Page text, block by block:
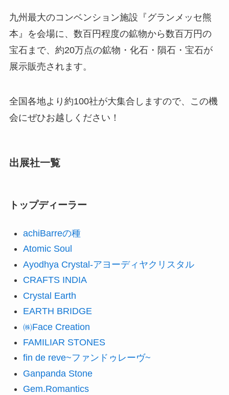
九州最大のコンベンション施設『グランメッセ熊
本』を会場に、数百円程度の鉱物から数百万円の
宝石まで、約20万点の鉱物・化石・隕石・宝石が
展示販売されます。
全国各地より約100社が大集合しますので、この機
会にぜひお越しください！
出展社一覧
トップディーラー
achiBarreの種
Atomic Soul
Ayodhya Crystal-アヨーディヤクリスタル
CRAFTS INDIA
Crystal Earth
EARTH BRIDGE
㈱Face Creation
FAMILIAR STONES
fin de reve~ファンドゥレーヴ~
Ganpanda Stone
Gem.Romantics